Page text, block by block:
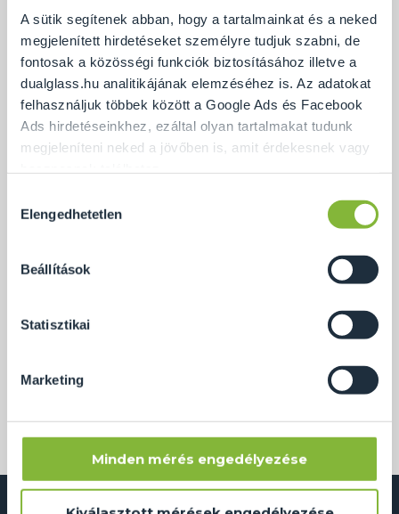
A sütik segítenek abban, hogy a tartalmainkat és a neked
megjelenített hirdetéseket személyre tudjuk szabni, de
fontosak a közösségi funkciók biztosításához illetve a
dualglass.hu analitikájának elemzéséhez is. Az adatokat
felhasználjuk többek között a Google Ads és Facebook
Ads hirdetéseinkhez, ezáltal olyan tartalmakat tudunk
megjeleníteni neked a jövőben is, amit érdekesnek vagy
Ennek a biztosításához
arra kérünk, hogy engedd meg
Természetesen
soha semmilyen formában nem fogunk visszaélni ezzel
és később bármikor megváltoztathatod a döntésed ezzel
kiválasztása
Elengedhetetlen
Beállítások
Statisztikai
Marketing
Minden mérés engedélyezése
ajtó teteje vízszintes maradhatott.
Az ajtó 90 fokban való kinyitásakor a nem ütközik a
mosdóba.
A zuhanykabin egy 5 cm-es padka közepére lett
ültetve.